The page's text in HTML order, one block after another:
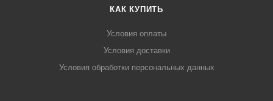
КАК КУПИТЬ
Условия оплаты
Условия доставки
Условия обработки персональных данных